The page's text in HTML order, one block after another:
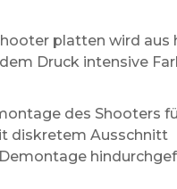
platten wird aus
Druck intensive
des Shooters
diskretem Ausschnitt